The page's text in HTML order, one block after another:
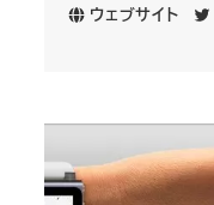
ウェブサイト